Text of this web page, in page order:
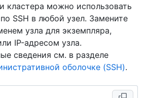
кластера можно использовать
SSH в любой узел. Замените
узла для экземпляра,
IP-адресом узла.
сведения см. в разделе
оболочке (SSH).